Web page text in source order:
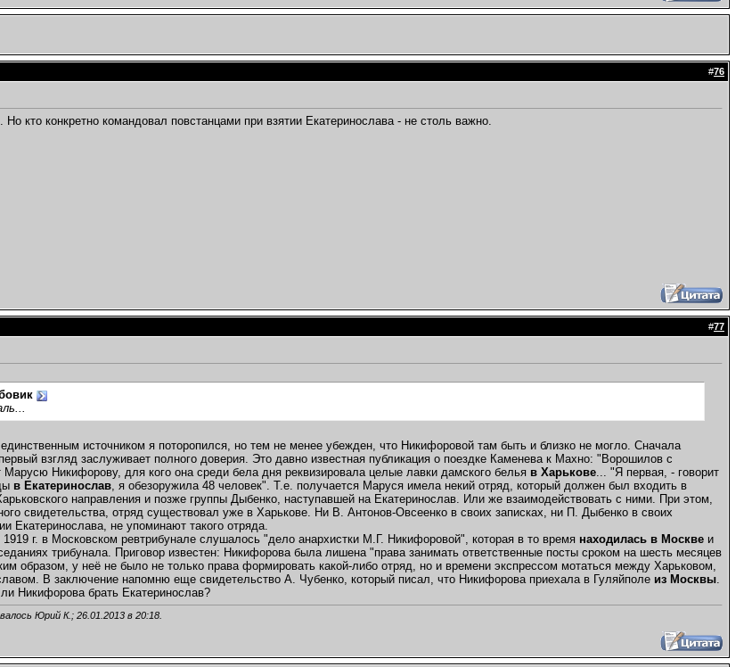
#76
кто конкретно командовал повстанцами при взятии Екатеринослава - не столь важно.
#77
источником я поторопился, но тем не менее убежден, что Никифоровой там быть и близко не могло. Сначала
взгляд заслуживает полного доверия. Это давно известная публикация о поездке Каменева к Махно: "Ворошилов с
Никифорову, для кого она среди бела дня реквизировала целые лавки дамского белья в Харькове... "Я первая, - говорит
в Екатеринослав, я обезоружила 48 человек". Т.е. получается Маруся имела некий отряд, который должен был входить в
направления и позже группы Дыбенко, наступавшей на Екатеринослав. Или же взаимодействовать с ними. При этом,
свидетельства, отряд существовал уже в Харькове. Ни В. Антонов-Овсеенко в своих записках, ни П. Дыбенко в своих
Екатеринослава, не упоминают такого отряда.
г. в Московском ревтрибунале слушалось "дело анархистки М.Г. Никифоровой", которая в то время находилась в Москве и
трибунала. Приговор известен: Никифорова была лишена "права занимать ответственные посты сроком на шесть месяцев
образом, у неё не было не только права формировать какой-либо отряд, но и времени экспрессом мотаться между Харьковом,
В заключение напомню еще свидетельство А. Чубенко, который писал, что Никифорова приехала в Гуляйполе из Москвы.
Никифорова брать Екатеринослав?
Юрий К.; 26.01.2013 в 20:18